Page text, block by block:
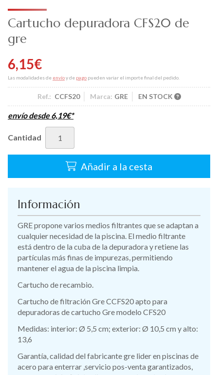
Cartucho depuradora CFS20 de
gre
6,15€
Las modalidades de envíoy de pago pueden variar el importe final del pedido.
Ref.: CCFS20 Marca: GRE EN STOCK
envío desde6,19€*
Cantidad
Añadir a la cesta
Información
GRE propone varios medios filtrantes que se adaptan a
cualquier necesidad de la piscina. El medio filtrante
está dentro de la cuba de la depuradora y retiene las
partículas más finas de impurezas, permitiendo
mantener el agua de la piscina limpia.
Cartucho de recambio.
Cartucho de filtración Gre CCFS20 apto para
depuradoras de cartucho Gre modelo CFS20
Medidas: interior: Ø 5,5 cm; exterior: Ø 10,5 cm y alto:
13,6
Garantía, calidad del fabricante gre lider en piscinas de
acero para enterrar ,servicio pos-venta garantizados,